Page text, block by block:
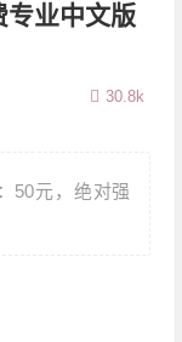
业中文版
30.8k
50元，绝对强